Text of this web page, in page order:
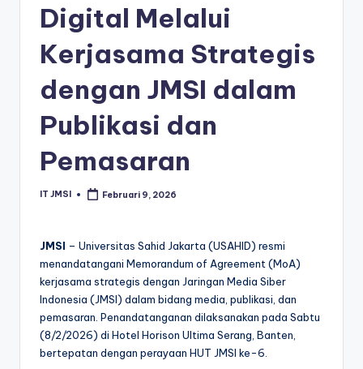
Digital Melalui
Kerjasama Strategis
dengan JMSI dalam
Publikasi dan
Pemasaran
IT JMSI Februari 9, 2026
JMSI – Universitas Sahid Jakarta (USAHID) resmi
menandatangani Memorandum of Agreement (MoA)
kerjasama strategis dengan Jaringan Media Siber
Indonesia (JMSI) dalam bidang media, publikasi, dan
pemasaran. Penandatanganan dilaksanakan pada Sabtu
(8/2/2026) di Hotel Horison Ultima Serang, Banten,
bertepatan dengan perayaan HUT JMSI ke-6.